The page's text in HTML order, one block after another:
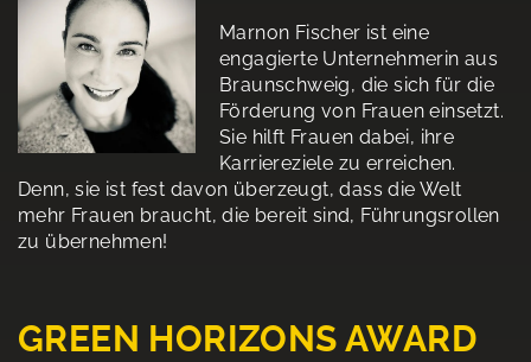
Marnon Fischer ist eine
engagierte Unternehmerin aus
Braunschweig, die sich für die
Förderung von Frauen einsetzt.
Sie hilft Frauen dabei, ihre
Karriereziele zu erreichen.
Denn, sie ist fest davon überzeugt, dass die Welt
mehr Frauen braucht, die bereit sind, Führungsrollen
zu übernehmen!
GREEN HORIZONS AWARD